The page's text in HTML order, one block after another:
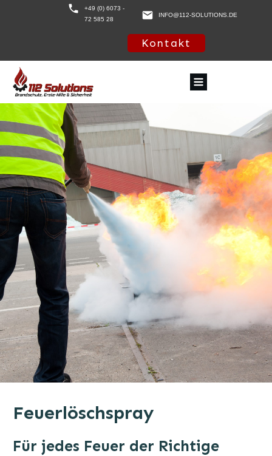
+49 (0) 6073 -
72 585 28
INFO@112-SOLUTIONS.DE
Kontakt
Feuerlöschspray
Für jedes Feuer der Richtige